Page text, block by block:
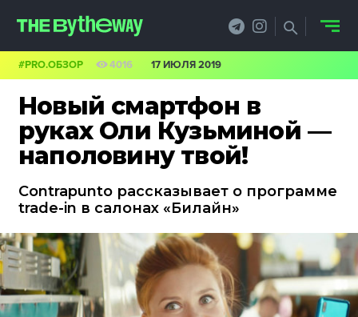
Новый смартфон в
руках Оли Кузьминой —
наполовину твой!
Contrapunto рассказывает о программе
trade-in в салонах «Билайн»
#PRO.ОБЗОР 4016 17 ИЮЛЯ 2019
НОВОСТИ
PRO.ОБЗОР
КЕЙСЫ
ФИЛОСОФИЯ
КРЕАТИВА
БИЗНЕС И
ТЕХНОЛОГИИ